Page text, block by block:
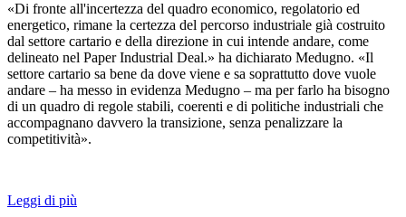
«Di fronte all'incertezza del quadro economico, regolatorio ed
energetico, rimane la certezza del percorso industriale già costruito
dal settore cartario e della direzione in cui intende andare, come
delineato nel Paper Industrial Deal.» ha dichiarato Medugno. «Il
settore cartario sa bene da dove viene e sa soprattutto dove vuole
andare – ha messo in evidenza Medugno – ma per farlo ha bisogno
di un quadro di regole stabili, coerenti e di politiche industriali che
accompagnano davvero la transizione, senza penalizzare la
competitività».
Leggi di più